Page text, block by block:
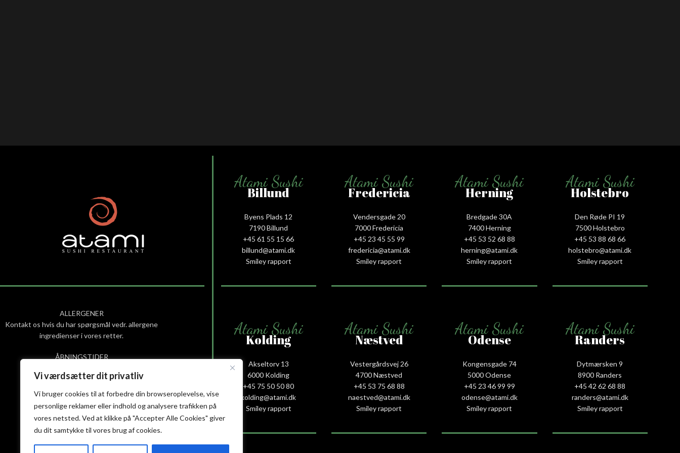
Vi værdsætter dit privatliv
Vi bruger cookies til at forbedre din browseroplevelse, vise
personlige reklamer eller indhold og analysere trafikken på
vores netsted. Ved at klikke på "Accepter Alle Cookies" giver
du dit samtykke til vores brug af cookies.
ALLERGENER
Kontakt os hvis du har spørgsmål vedr. allergene
ingredienser i vores retter.
ÅBNINGSTIDER
Fredag – lørdag: 12:00 – 22:00
(Køkkenet lukker halv time før)
Smiley-rapport
Privatlivs- og cookiepolitik
Handelsbetingelser
Atami Sushi
Billund
Byens Plads 12
7190 Billund
+45 61 55 15 66‬
billund@atami.dk
Smiley rapport
Atami Sushi
Fredericia
Vendersgade 20
7000 Fredericia
+45 23 45 55 99
fredericia@atami.dk
Smiley rapport
Atami Sushi
Herning
Bredgade 30A
7400 Herning
+45 53 52 68 88
herning@atami.dk
Smiley rapport
Atami Sushi
Holstebro
Den Røde PI 19
7500 Holstebro
+45 53 88 68 66
holstebro@atami.dk
Smiley rapport
Atami Sushi
Kolding
Akseltorv 13
6000 Kolding
+45 75 50 50 80
kolding@atami.dk
Smiley rapport
Atami Sushi
Næstved
Vestergårdsvej 26
4700 Næstved
+45 53 75 68 88
naestved@atami.dk
Smiley rapport
Atami Sushi
Odense
Kongensgade 74
5000 Odense
+45 23 46 99 99
odense@atami.dk
Smiley rapport
Atami Sushi
Randers
Dytmærsken 9
8900 Randers
+45 42 62 68 88
randers@atami.dk
Smiley rapport